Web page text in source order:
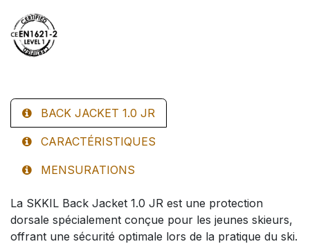
BACK JACKET 1.0 JR
CARACTÉRISTIQUES
MENSURATIONS
La SKKIL Back Jacket 1.0 JR est une protection
dorsale spécialement conçue pour les jeunes skieurs,
offrant une sécurité optimale lors de la pratique du ski.